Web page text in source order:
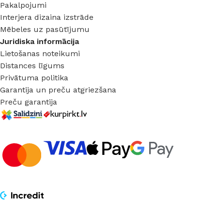
Pakalpojumi
Interjera dizaina izstrāde
Mēbeles uz pasūtījumu
Juridiska informācija
Lietošanas noteikumi
Distances līgums
Privātuma politika
Garantija un preču atgriezšana
Preču garantija